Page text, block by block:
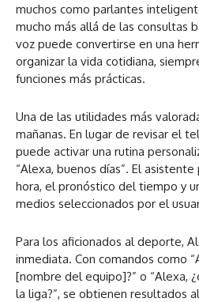
muchos como parlantes
mucho más allá de las consultas
voz puede convertirse en una
organizar la vida cotidiana,
funciones más prácticas.
Una de las utilidades más
mañanas. En lugar de revisar el
puede activar una rutina
“Alexa, buenos días”. El
hora, el pronóstico del tiempo y
medios seleccionados por el
Para los aficionados al deporte,
inmediata. Con comandos como
[nombre del equipo]?” o “Alexa,
la liga?”, se obtienen resultados